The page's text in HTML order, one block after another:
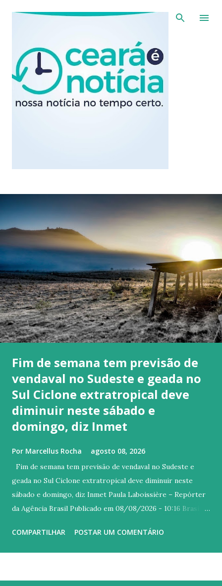
Pular para o conteúdo principal
Fim de semana tem previsão de
vendaval no Sudeste e geada no
Sul Ciclone extratropical deve
diminuir neste sábado e
domingo, diz Inmet
Por Marcellus Rocha agosto 08, 2026
Fim de semana tem previsão de vendaval no Sudeste e
geada no Sul Ciclone extratropical deve diminuir neste
sábado e domingo, diz Inmet Paula Laboissière – Repórter
da Agência Brasil Publicado em 08/08/2026 - 10:16 Brasília
Santa Catarina Versão em áudio Os efeitos do ciclone
COMPARTILHAR POSTAR UM COMENTÁRIO